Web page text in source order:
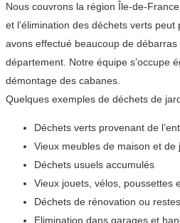
Nous couvrons la région Île-de-
et l’élimination des déchets verts peut
avons effectué beaucoup de
département. Notre équipe s’occupe
démontage des cabanes.
Quelques exemples de déchets de
Déchets verts provenant de
Vieux meubles de maison et de
Déchets usuels accumulés
Vieux jouets, vélos, poussettes
Déchets de rénovation ou
Elimination dans garages et